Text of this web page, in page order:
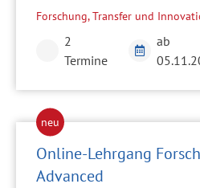
Forschung, Transfer und
2
Termine
ab
Online-Lehrgang
Advanced